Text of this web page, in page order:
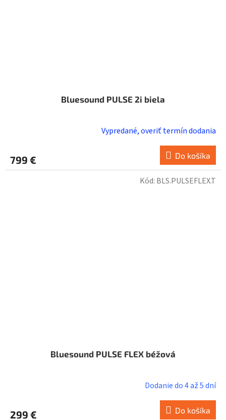
Bluesound PULSE 2i biela
Vypredané, overiť termín dodania
799 € Do košíka
Bluesound PULSE FLEX béžová
Dodanie do 4 až 5 dní
299 € Do košíka
Kód: BLS.PULSEFLEX.T